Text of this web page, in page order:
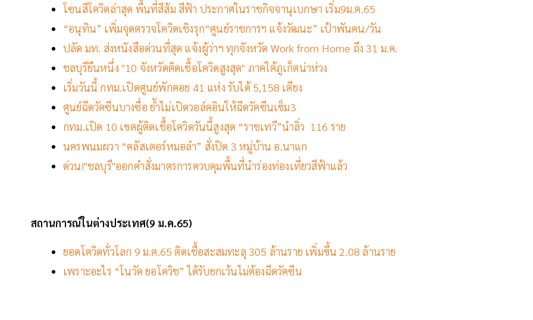
โซนสีโควิดล่าสุด พื้นที่สีส้ม สีฟ้า ประกาศในราชกิจจานุเบกษา เริ่ม9ม.ค.65
“อนุทิน” เพิ่มจุดตรวจโควิดเชิงรุก“ศูนย์ราชการฯ แจ้งวัฒนะ” เป้าพันคน/วัน
ปลัด มท. ส่งหนังสือด่วนที่สุด แจ้งผู้ว่าฯ ทุกจังหวัด Work from Home ถึง 31 ม.ค.
ชลบุรียืนหนึ่ง "10 จังหวัดติดเชื้อโควิดสูงสุด" ภาคใต้ภูเก็ตน่าห่วง
เริ่มวันนี้ กทม.เปิดศูนย์พักคอย 41 แห่ง รับได้ 5,158 เตียง
ศูนย์ฉีดวัคซีนบางซื่อ ย้ำไม่เปิดวอล์คอินให้ฉีดวัคซีนเข็ม3
กทม.เปิด 10 เขตผู้ติดเชื้อโควิดวันนี้สูงสุด “ราชเทวี”นำลิ่ว 116 ราย
นครพนมผวา “คลัสเตอร์หมอลำ” สั่งปิด 3 หมู่บ้าน อ.นาแก
ด่วน!"ชลบุรี"ออกคำสั่งมาตรการควบคุมพื้นที่นำร่องท่องเที่ยวสีฟ้าแล้ว
สถานการณ์ในต่างประเทศ(9 ม.ค.65)
ยอดโควิดทั่วโลก 9 ม.ค.65 ติดเชื้อสะสมทะลุ 305 ล้านราย เพิ่มขึ้น 2.08 ล้านราย
เพราะอะไร “โนวัค ยอโควิช” ได้รับยกเว้นไม่ต้องฉีดวัคซีน